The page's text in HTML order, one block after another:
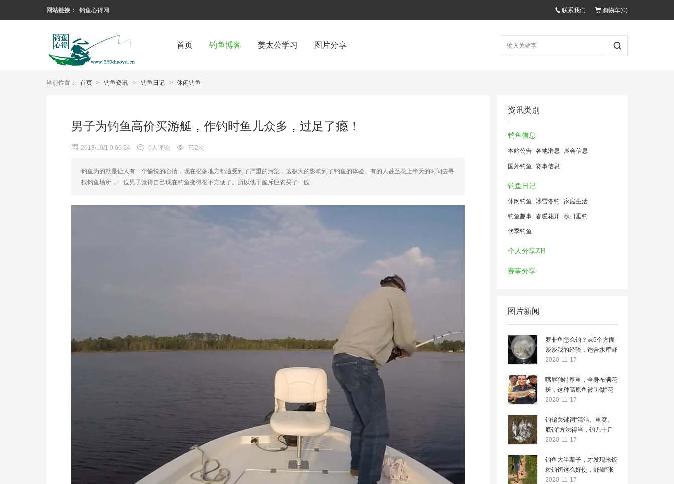
网站链接： 钓鱼心得网 联系我们 购物车(0)
首页 钓鱼博客 姜太公学习 图片分享
当前位置： 首页 > 钓鱼资讯 > 钓鱼日记 > 休闲钓鱼
资讯类别
钓鱼信息
本站公告 各地消息 展会信息
国外钓鱼 赛事信息
钓鱼日记
休闲钓鱼 冰雪冬钓 家庭生活
钓鱼趣事 春暖花开 秋日垂钓
伏季钓鱼
个人分享ZH
赛事分享
图片新闻
罗非鱼怎么钓？从6个方面
谈谈我的经验，适合水库野
钓
2020-11-17
嘴唇独特厚重，全身布满花
斑，这种高原鱼被叫做“花
鱼”
2020-11-17
钓鳊关键词“清洁、重窝、
底钓”方法得当，钓几十斤
不是问题
2020-11-17
钓鱼大半辈子，才发现米饭
粒钓饵这么好使，野鲫“张
口就来”
2020-11-17
男子为钓鱼高价买游艇，作钓时鱼儿众多，过足了瘾！
2018/10/1 0:06:24 0人评论 752次
钓鱼为的就是让人有一个愉悦的心情，现在很多地方都遭受到了严重的污染，这极大的影响到了钓鱼的体验。有的人甚至花上半天的时间去寻
找钓鱼场所，一位男子觉得自己现在钓鱼变得很不方便了。所以他干脆斥巨资买了一艘